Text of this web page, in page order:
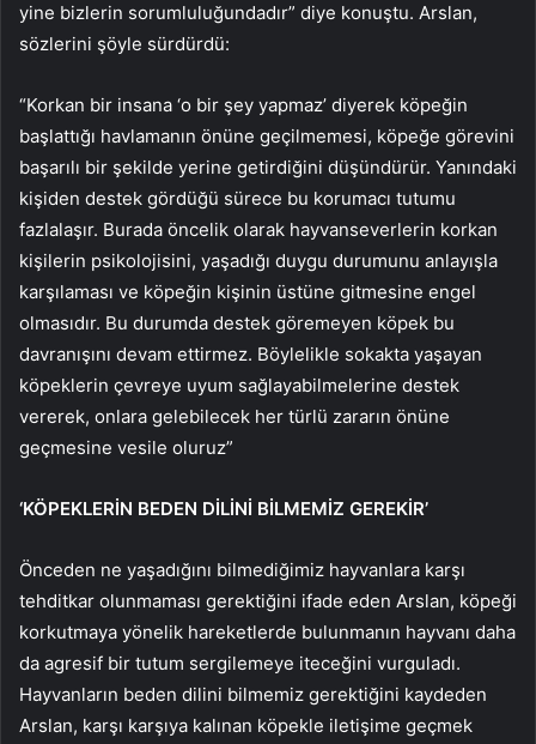
yine bizlerin sorumluluğundadır” diye konuştu. Arslan,
sözlerini şöyle sürdürdü:
“Korkan bir insana ‘o bir şey yapmaz’ diyerek köpeğin
başlattığı havlamanın önüne geçilmemesi, köpeğe görevini
başarılı bir şekilde yerine getirdiğini düşündürür. Yanındaki
kişiden destek gördüğü sürece bu korumacı tutumu
fazlalaşır. Burada öncelik olarak hayvanseverlerin korkan
kişilerin psikolojisini, yaşadığı duygu durumunu anlayışla
karşılaması ve köpeğin kişinin üstüne gitmesine engel
olmasıdır. Bu durumda destek göremeyen köpek bu
davranışını devam ettirmez. Böylelikle sokakta yaşayan
köpeklerin çevreye uyum sağlayabilmelerine destek
vererek, onlara gelebilecek her türlü zararın önüne
geçmesine vesile oluruz”
‘KÖPEKLERİN BEDEN DİLİNİ BİLMEMİZ GEREKİR’
Önceden ne yaşadığını bilmediğimiz hayvanlara karşı
tehditkar olunmaması gerektiğini ifade eden Arslan, köpeği
korkutmaya yönelik hareketlerde bulunmanın hayvanı daha
da agresif bir tutum sergilemeye iteceğini vurguladı.
Hayvanların beden dilini bilmemiz gerektiğini kaydeden
Arslan, karşı karşıya kalınan köpekle iletişime geçmek